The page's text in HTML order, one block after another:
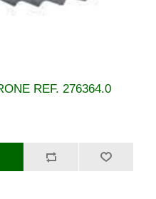
REF. 276364.0